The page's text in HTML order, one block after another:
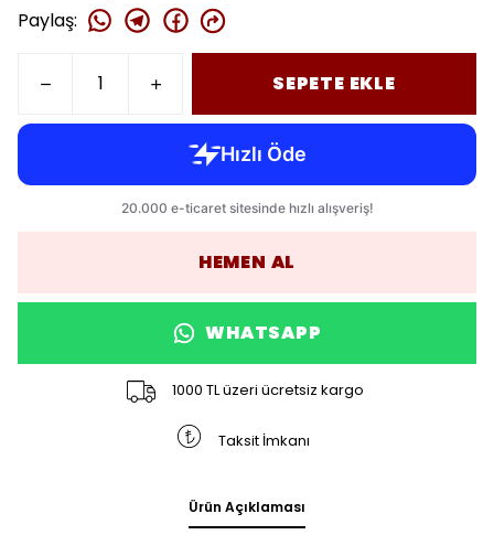
Paylaş:
SEPETE EKLE
HEMEN AL
WHATSAPP
1000 TL üzeri ücretsiz kargo
Taksit İmkanı
Ürün Açıklaması